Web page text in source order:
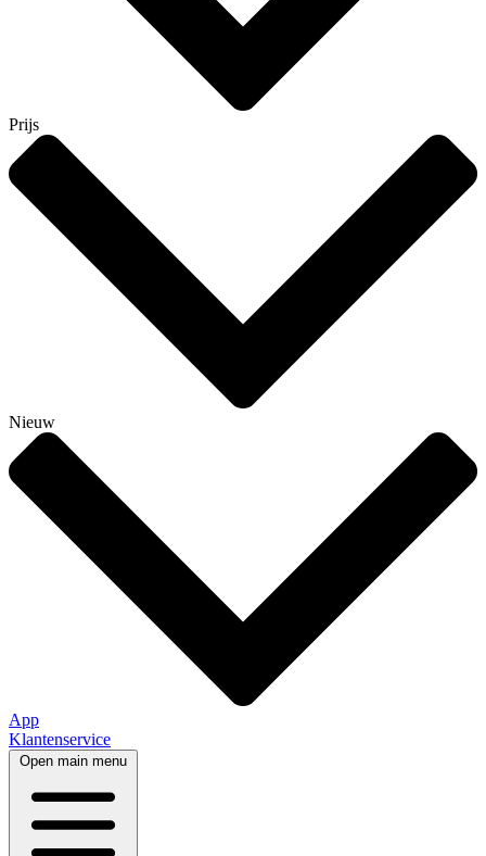
Prijs
Nieuw
App
Klantenservice
Open main menu